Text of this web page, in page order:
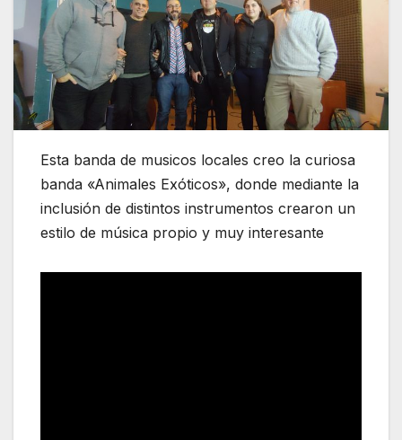
Esta banda de musicos locales creo la curiosa
banda «Animales Exóticos», donde mediante la
inclusión de distintos instrumentos crearon un
estilo de música propio y muy interesante